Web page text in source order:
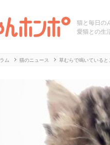
猫と毎日の
愛猫との生
ム 猫のニュース 草むらで鳴いている